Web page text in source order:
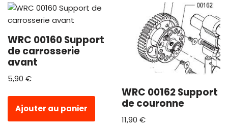
WRC 00160 Support
de carrosserie
avant
5,90 €
Ajouter au panier
WRC 00162 Support
de couronne
11,90 €